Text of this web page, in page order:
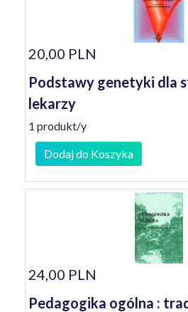
20,00 PLN
Podstawy genetyki dla
lekarzy
1 produkt/y
Dodaj do Koszyka
24,00 PLN
Pedagogika ogólna :